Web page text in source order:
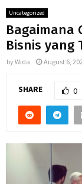
Uncategorized
Bagaimana
Bisnis yang
byWida August 6,
SHARE 0